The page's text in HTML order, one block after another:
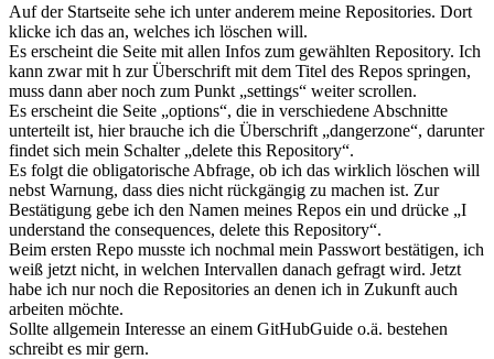
Auf der Startseite sehe ich unter anderem meine Repositories. Dort
klicke ich das an, welches ich löschen will.
Es erscheint die Seite mit allen Infos zum gewählten Repository. Ich
kann zwar mit h zur Überschrift mit dem Titel des Repos springen,
muss dann aber noch zum Punkt „settings“ weiter scrollen.
Es erscheint die Seite „options“, die in verschiedene Abschnitte
unterteilt ist, hier brauche ich die Überschrift „dangerzone“, darunter
findet sich mein Schalter „delete this Repository“.
Es folgt die obligatorische Abfrage, ob ich das wirklich löschen will
nebst Warnung, dass dies nicht rückgängig zu machen ist. Zur
Bestätigung gebe ich den Namen meines Repos ein und drücke „I
understand the consequences, delete this Repository“.
Beim ersten Repo musste ich nochmal mein Passwort bestätigen, ich
weiß jetzt nicht, in welchen Intervallen danach gefragt wird. Jetzt
habe ich nur noch die Repositories an denen ich in Zukunft auch
arbeiten möchte.
Sollte allgemein Interesse an einem GitHubGuide o.ä. bestehen
schreibt es mir gern.